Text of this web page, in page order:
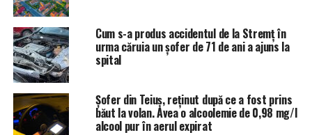
Cum s-a produs accidentul de la Stremț în
urma căruia un șofer de 71 de ani a ajuns la
spital
Șofer din Teiuș, reținut după ce a fost prins
băut la volan. Avea o alcoolemie de 0,98 mg/l
alcool pur în aerul expirat